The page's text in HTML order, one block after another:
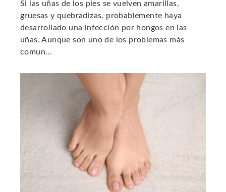
Si las uñas de los pies se vuelven amarillas,
gruesas y quebradizas, probablemente haya
desarrollado una infección por hongos en las
uñas. Aunque son uno de los problemas más
comun...